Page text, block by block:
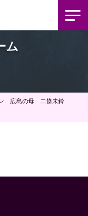
ム
ン 広島の母 二條未鈴